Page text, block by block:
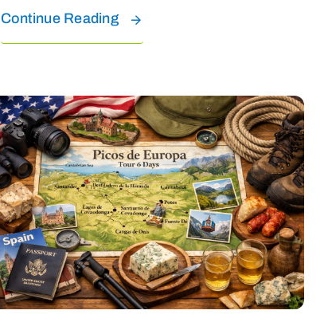
Continue Reading